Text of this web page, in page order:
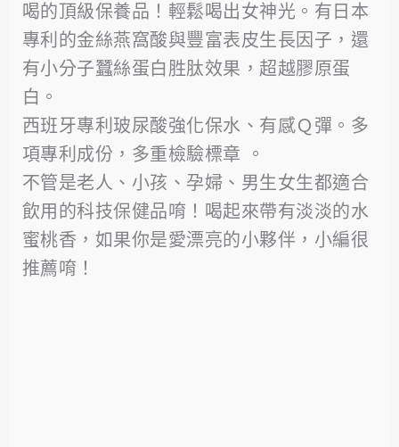
喝的頂級保養品！輕鬆喝出女神光。有日本
專利的金絲燕窩酸與豐富表皮生長因子，還
有小分子蠶絲蛋白胜肽效果，超越膠原蛋
白。
西班牙專利玻尿酸強化保水、有感Ｑ彈。多
項專利成份，多重檢驗標章 。
不管是老人、小孩、孕婦、男生女生都適合
飲用的科技保健品唷！喝起來帶有淡淡的水
蜜桃香，如果你是愛漂亮的小夥伴，小編很
推薦唷！